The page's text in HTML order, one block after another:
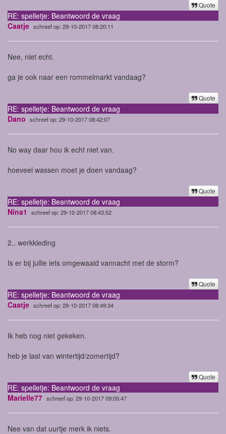
Quote
RE: spelletje: Beantwoord de vraag
Caatje schreef op: 29-10-2017 08:20:11
Nee, niet echt.
ga je ook naar een rommelmarkt vandaag?
Quote
RE: spelletje: Beantwoord de vraag
Dano schreef op: 29-10-2017 08:42:07
No way daar hou ik echt niet van.
hoeveel wassen moet je doen vandaag?
Quote
RE: spelletje: Beantwoord de vraag
Nina1
schreef op: 29-10-2017 08:43:52
2.. werkkleding
Is er bij jullie iets omgewaaid vannacht met de storm?
Quote
RE: spelletje: Beantwoord de vraag
Caatje schreef op: 29-10-2017 08:49:34
Ik heb nog niet gekeken.
heb je last van wintertijd/zomertijd?
Quote
RE: spelletje: Beantwoord de vraag
Marielle77 schreef op: 29-10-2017 09:05:47
Nee van dat uurtje merk ik niets.